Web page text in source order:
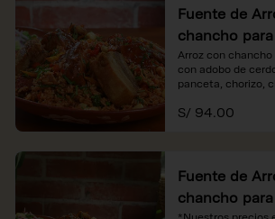
Fuente de
chancho
Arroz con
con adobo de
panceta, chorizo,
*Nuestros precios
S/ 94.00
Fuente de
chancho